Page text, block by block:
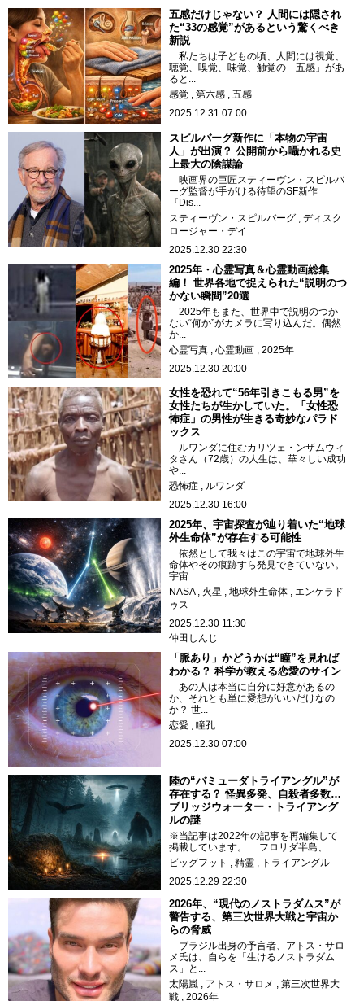
五感だけじゃない？ 人間には隠され
た“33の感覚”があるという驚くべき
新説
私たちは子どもの頃、人間には視覚、
聴覚、嗅覚、味覚、触覚の「五感」があ
ると...
感覚
第六感
五感
2025.12.31 07:00
スピルバーグ新作に「本物の宇宙
人」が出演？ 公開前から囁かれる史
上最大の陰謀論
映画界の巨匠スティーヴン・スピルバ
ーグ監督が手がける待望のSF新作
『Dis...
スティーヴン・スピルバーグ
ディスク
ロージャー・デイ
2025.12.30 22:30
2025年・心霊写真＆心霊動画総集
編！ 世界各地で捉えられた“説明のつ
かない瞬間”20選
2025年もまた、世界中で説明のつか
ない“何か”がカメラに写り込んだ。偶然
か...
心霊写真
心霊動画
2025年
2025.12.30 20:00
女性を恐れて“56年引きこもる男”を
女性たちが生かしていた。「女性恐
怖症」の男性が生きる奇妙なパラド
ックス
ルワンダに住むカリツェ・ンザムウィ
タさん（72歳）の人生は、華々しい成功
や...
恐怖症
ルワンダ
2025.12.30 16:00
2025年、宇宙探査が辿り着いた“地球
外生命体”が存在する可能性
依然として我々はこの宇宙で地球外生
命体やその痕跡すら発見できていない。
宇宙...
NASA
火星 地球外生命体
エンケラド
ゥス
2025.12.30 11:30
仲田しんじ
「脈あり」かどうかは“瞳”を見れば
わかる？ 科学が教える恋愛のサイン
あの人は本当に自分に好意があるの
か、それとも単に愛想がいいだけなの
か？ 世...
恋愛
瞳孔
2025.12.30 07:00
陸の“バミューダトライアングル”が
存在する？ 怪異多発、自殺者多数…
ブリッジウォーター・トライアング
ルの謎
※当記事は2022年の記事を再編集して
掲載しています。 フロリダ半島、...
ビッグフット
精霊
トライアングル
2025.12.29 22:30
2026年、“現代のノストラダムス”が
警告する、第三次世界大戦と宇宙か
らの脅威
ブラジル出身の予言者、アトス・サロ
メ氏は、自らを「生けるノストラダム
ス」と...
太陽嵐
アトス・サロメ
第三次世界大
戦
2026年